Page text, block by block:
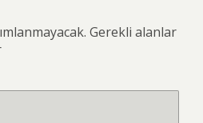
Gerekli alanlar